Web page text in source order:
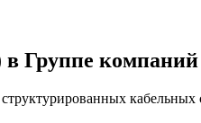
Группе